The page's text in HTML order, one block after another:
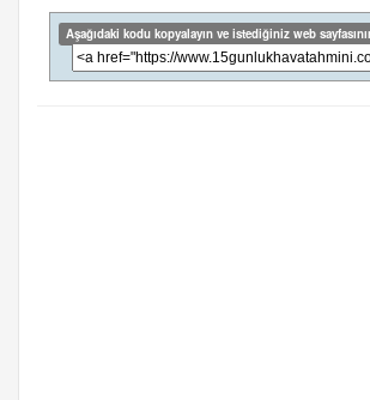
Aşağıdaki kodu kopyalayın ve istediğiniz web